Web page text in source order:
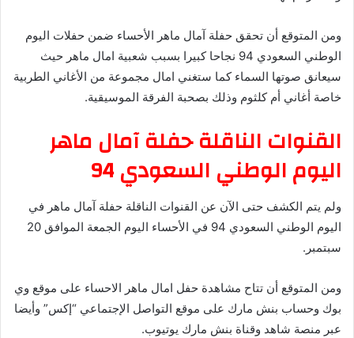
ومن المتوقع أن تحقق حفلة آمال ماهر الأحساء ضمن حفلات اليوم
الوطني السعودي 94 نجاحا كبيرا بسبب شعبية امال ماهر حيث
سيعانق صوتها السماء كما ستغني امال مجموعة من الأغاني الطربية
خاصة أغاني أم كلثوم وذلك بصحبة الفرقة الموسيقية.
القنوات الناقلة حفلة آمال ماهر
اليوم الوطني السعودي 94
ولم يتم الكشف حتى الآن عن القنوات الناقلة حفلة آمال ماهر في
اليوم الوطني السعودي 94 في الأحساء اليوم الجمعة الموافق 20
سبتمبر.
ومن المتوقع أن تتاح مشاهدة حفل امال ماهر الاحساء على موقع وي
بوك وحساب بنش مارك على موقع التواصل الإجتماعي “إكس” وأيضا
عبر منصة شاهد وقناة بنش مارك يوتيوب.